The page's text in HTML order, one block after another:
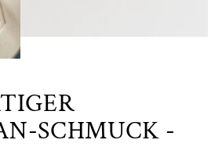
SCHMUCK -